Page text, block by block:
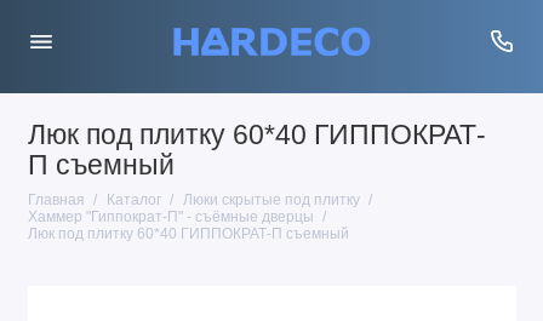
Люк под плитку 60*40 ГИППОКРАТ-
П съемный
Главная Каталог
Люки скрытые под плитку
Хаммер "Гиппократ-П" - съёмные дверцы
Люк под плитку 60*40 ГИППОКРАТ-П съемный